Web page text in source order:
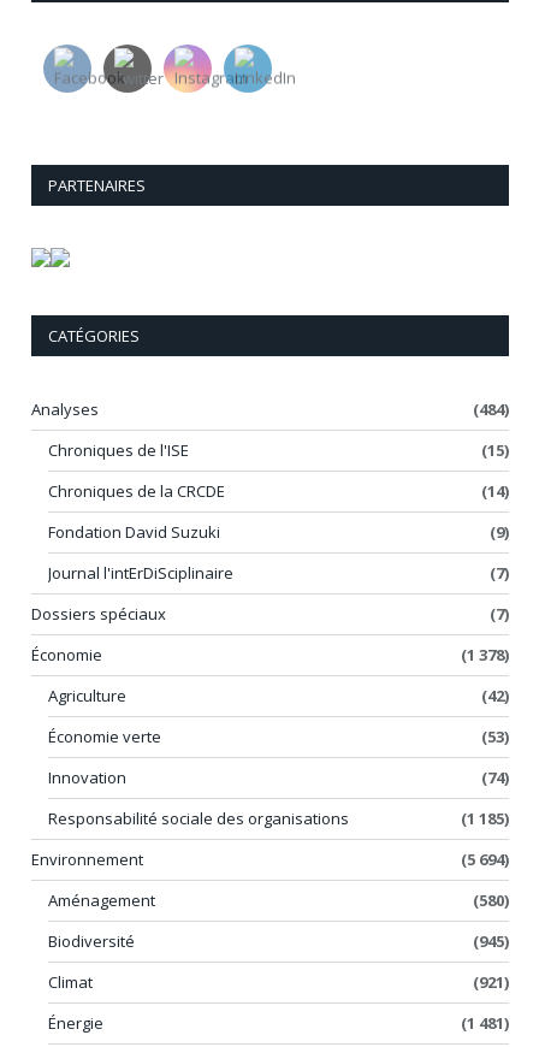
PARTENAIRES
CATÉGORIES
Analyses
(484)
Chroniques de l'ISE
(15)
Chroniques de la CRCDE
(14)
Fondation David Suzuki
(9)
Journal l'intErDiSciplinaire
(7)
Dossiers spéciaux
(7)
Économie
(1 378)
Agriculture
(42)
Économie verte
(53)
Innovation
(74)
Responsabilité sociale des organisations
(1 185)
Environnement
(5 694)
Aménagement
(580)
Biodiversité
(945)
Climat
(921)
Énergie
(1 481)